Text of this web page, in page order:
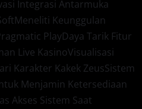
Integrasi Antarmuka
Meneliti Keunggulan
PlayDaya Tarik Fitur
Live KasinoVisualisasi
Karakter Kakek ZeusSistem
Menjamin Ketersediaan
Akses Sistem Saat